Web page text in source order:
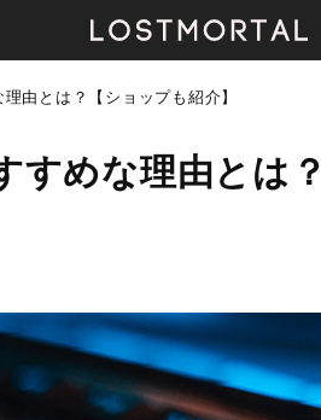
由とは？【ショップも紹介】
すめな理由とは？